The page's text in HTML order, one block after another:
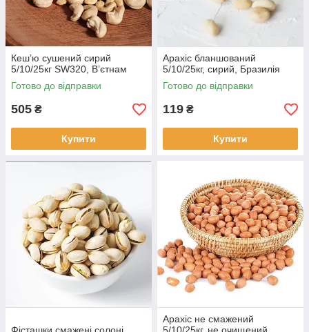
Кешʼю сушений сирий
5/10/25кг SW320, В’єтнам
Готово до відправки
505 ₴
Купити
Арахіс бланшований
5/10/25кг, сирий, Бразилія
Готово до відправки
119 ₴
Купити
Арахіс не смажений